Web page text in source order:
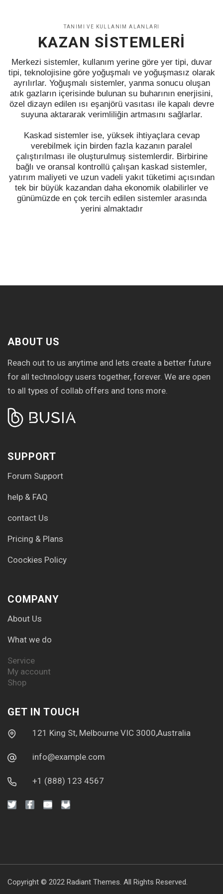
TANIMI VE KULLANIM ALANLARI
KAZAN SİSTEMLERİ
Merkezi sistemler, kullanım yerine göre yer tipi, duvar
tipi, teknolojisine göre yoğuşmalı ve yoğuşmasız olarak
ayrılırlar. Yoğuşmalı sistemler, yanma sonucu oluşan
atık gazların içerisinde bulunan su buharının enerjisini,
özel dizayn edilen ısı eşanjörü vasıtası ile kapalı devre
suyuna aktararak verimliliğin artmasını sağlarlar.
Kaskad sistemler ise, yüksek ihtiyaçlara cevap
verebilmek için birden fazla kazanın paralel
çalıştırılması ile oluşturulmuş sistemlerdir. Birbirine
bağlı ve oransal kontrollü çalışan kaskad sistemler,
yatırım maliyeti ve uzun vadeli yakıt tüketimi açısından
tek bir büyük kazandan daha ekonomik olabilirler ve
günümüzde en çok tercih edilen sistemler arasında
yerini almaktadır
ABOUT US
Reach out to us anytime and lets create a better future
for all technology users together, forever. We are open
to all types of collab offers and tons more.
SUPPORT
Forum Support
help & FAQ
contact Us
Pricing & Plans
Coockies Policy
COMPANY
About Us
What we do
Service
My account
Shop
GET IN TOUCH
121 King St, Melbourne VIC 3000,Australia
info@example.com
+1 (888) 123 4567
Copyright © 2022 Radiant Themes. All Rights Reserved.